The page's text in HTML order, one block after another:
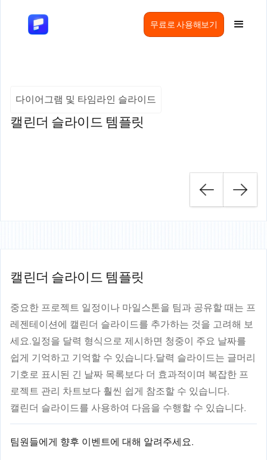
무료로 사용해보기
다이어그램 및 타임라인 슬라이드
캘린더 슬라이드 템플릿
캘린더 슬라이드 템플릿
중요한 프로젝트 일정이나 마일스톤을 팀과 공유할 때는 프
레젠테이션에 캘린더 슬라이드를 추가하는 것을 고려해 보
세요.일정을 달력 형식으로 제시하면 청중이 주요 날짜를
쉽게 기억하고 기억할 수 있습니다.달력 슬라이드는 글머리
기호로 표시된 긴 날짜 목록보다 더 효과적이며 복잡한 프
로젝트 관리 차트보다 훨씬 쉽게 참조할 수 있습니다.
캘린더 슬라이드를 사용하여 다음을 수행할 수 있습니다.
팀원들에게 향후 이벤트에 대해 알려주세요.